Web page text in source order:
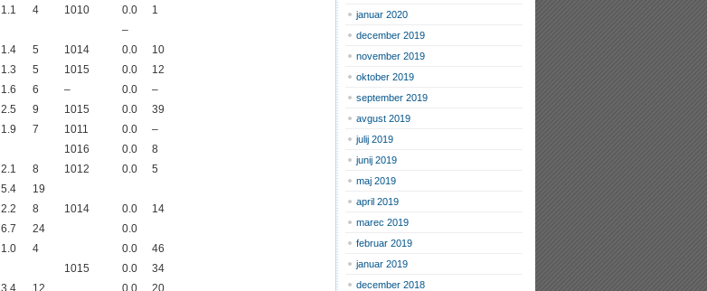
1.1 4 1010 0.0
1
–
1.4 5 1014 0.0
10
1.3 5 1015 0.0
12
1.6 6 – 0.0
–
2.5 9 1015 0.0
39
1.9 7 1011 0.0
–
1016 0.0
8
2.1 8 1012 0.0
5
5.4
19
2.2 8 1014 0.0
14
6.7 24
0.0
1.0 4 0.0
46
1015 0.0
34
3.4 12 0.0
20
januar 2020
december 2019
november 2019
oktober 2019
september 2019
avgust 2019
julij 2019
junij 2019
maj 2019
april 2019
marec 2019
februar 2019
januar 2019
december 2018